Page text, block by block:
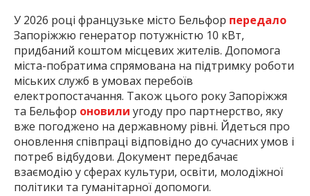
У 2026 році французьке місто Бельфор передало
Запоріжжю генератор потужністю 10 кВт,
придбаний коштом місцевих жителів. Допомога
міста-побратима спрямована на підтримку роботи
міських служб в умовах перебоїв
електропостачання. Також цього року Запоріжжя
та Бельфор оновили угоду про партнерство, яку
вже погоджено на державному рівні. Йдеться про
оновлення співпраці відповідно до сучасних умов і
потреб відбудови. Документ передбачає
взаємодію у сферах культури, освіти, молодіжної
політики та гуманітарної допомоги.